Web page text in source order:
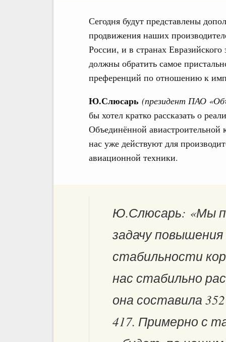
Сегодня будут представлены
продвижения наших
России, и в странах
должны обратить самое
преференций по отношению к
Ю.Слюсарь (президент ПАО
бы хотел кратко рассказать о
Объединённой
нас уже действуют для
авиационной техники.
Ю.Слюсарь: «Мы
задачу
стабильности
нас стабильно
она составила
417. Примерно с